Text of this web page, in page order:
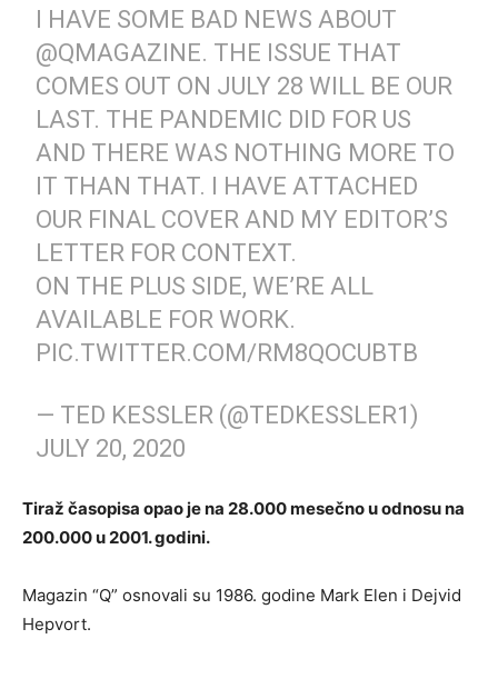
I HAVE SOME BAD NEWS ABOUT
@QMAGAZINE. THE ISSUE THAT
COMES OUT ON JULY 28 WILL BE OUR
LAST. THE PANDEMIC DID FOR US
AND THERE WAS NOTHING MORE TO
IT THAN THAT. I HAVE ATTACHED
OUR FINAL COVER AND MY EDITOR’S
LETTER FOR CONTEXT.
ON THE PLUS SIDE, WE’RE ALL
AVAILABLE FOR WORK.
PIC.TWITTER.COM/RM8QOCUBTB
— TED KESSLER (@TEDKESSLER1)
JULY 20, 2020
Tiraž časopisa opao je na 28.000 mesečno u odnosu na
200.000 u 2001. godini.
Magazin “Q” osnovali su 1986. godine Mark Elen i Dejvid
Hepvort.